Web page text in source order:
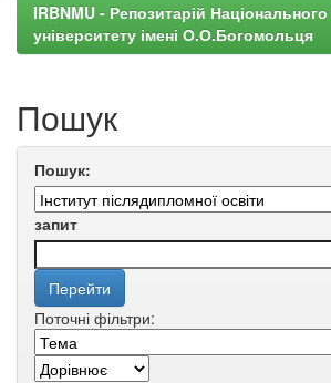
IRBNMU - Репозитарій
університету імені О.О.Богомольця
Пошук
Пошук:
запит
Поточні фільтри: